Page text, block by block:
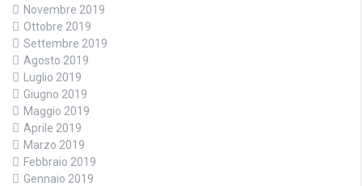
Novembre 2019
Ottobre 2019
Settembre 2019
Agosto 2019
Luglio 2019
Giugno 2019
Maggio 2019
Aprile 2019
Marzo 2019
Febbraio 2019
Gennaio 2019